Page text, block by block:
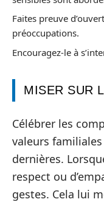
Faites preuve
préoccupations.
Encouragez-le à
MISER SUR
Célébrer les
valeurs
dernières.
respect ou
gestes. Cela lui